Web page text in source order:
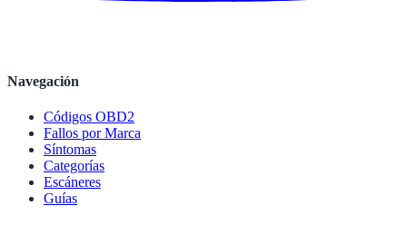
Navegación
Códigos OBD2
Fallos por Marca
Síntomas
Categorías
Escáneres
Guías